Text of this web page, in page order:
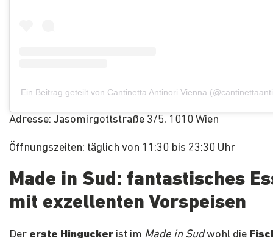
Ein Beitrag geteilt von Cantinetta Antinori Vienna
Adresse: Jasomirgottstraße 3/5, 1010 Wien
Öffnungszeiten: täglich von 11:30 bis 23:30 Uhr
Made in Sud: fantastisches
mit exzellenten Vorspeisen
Der erste Hingucker ist im Made in Sudwohl die